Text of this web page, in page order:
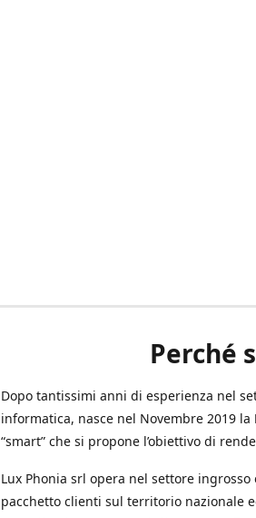
Perché
Dopo tantissimi anni di esperienza nel
informatica, nasce nel Novembre 2019 la
“smart” che si propone l’obiettivo di
Lux Phonia srl opera nel settore
pacchetto clienti sul territorio nazionale